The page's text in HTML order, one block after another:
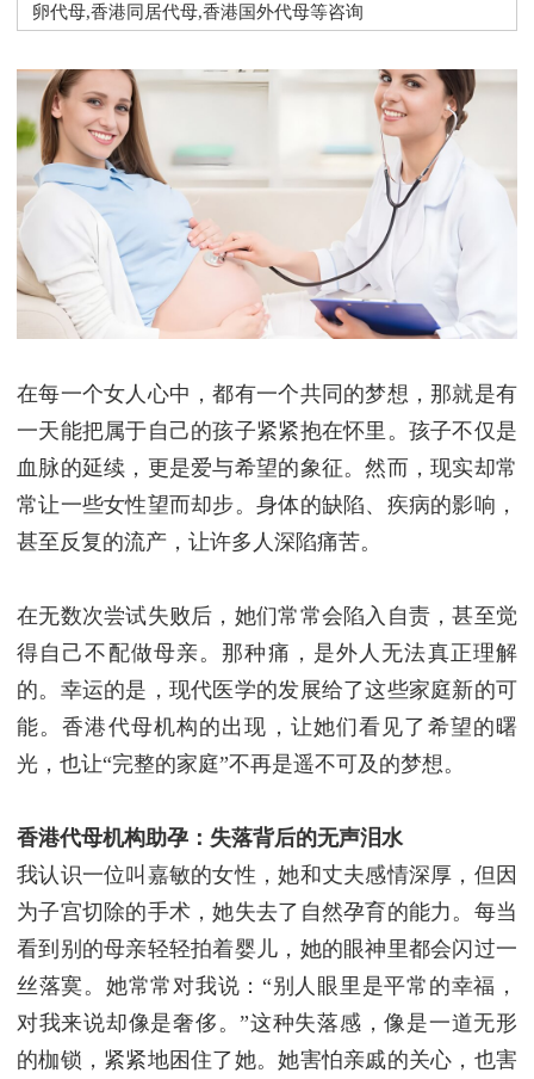
卵代母,香港同居代母,香港国外代母等咨询
在每一个女人心中，都有一个共同的梦想，那就是有
一天能把属于自己的孩子紧紧抱在怀里。孩子不仅是
血脉的延续，更是爱与希望的象征。然而，现实却常
常让一些女性望而却步。身体的缺陷、疾病的影响，
甚至反复的流产，让许多人深陷痛苦。
在无数次尝试失败后，她们常常会陷入自责，甚至觉
得自己不配做母亲。那种痛，是外人无法真正理解
的。幸运的是，现代医学的发展给了这些家庭新的可
能。香港代母机构的出现，让她们看见了希望的曙
光，也让“完整的家庭”不再是遥不可及的梦想。
香港代母机构助孕：失落背后的无声泪水
我认识一位叫嘉敏的女性，她和丈夫感情深厚，但因
为子宫切除的手术，她失去了自然孕育的能力。每当
看到别的母亲轻轻拍着婴儿，她的眼神里都会闪过一
丝落寞。她常常对我说：“别人眼里是平常的幸福，
对我来说却像是奢侈。”这种失落感，像是一道无形
的枷锁，紧紧地困住了她。她害怕亲戚的关心，也害